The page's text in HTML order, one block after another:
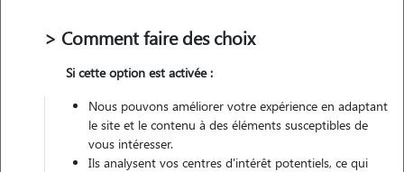
Pas d'animaux Appartement
Véhiculé
> Comment faire des choix
Si cette option est activée :
Nous pouvons améliorer votre expérience en adaptant
le site et le contenu à des éléments susceptibles de
vous intéresser.
Ils analysent vos centres d'intérêt potentiels, ce qui